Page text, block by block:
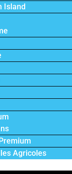
Island
Agricoles